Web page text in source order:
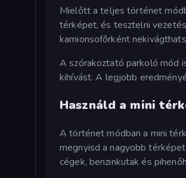
Mielőtt a teljes történet
térképet, és tesztelni
kamionsofőrként
A szórakoztató parkoló mód
kihívást. A legjobb
Használd a mini
A történet módban a mini
megnyisd a nagyobb
cégek, benzinkutak és